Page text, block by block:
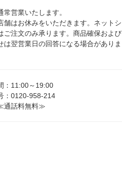
常営業いたします。
舗はお休みをいただきます。ネットシ
ご注文のみ承ります。商品確保および
は翌営業日の回答になる場合がありま
：11:00～19:00
：0120-958-214
料無料≫